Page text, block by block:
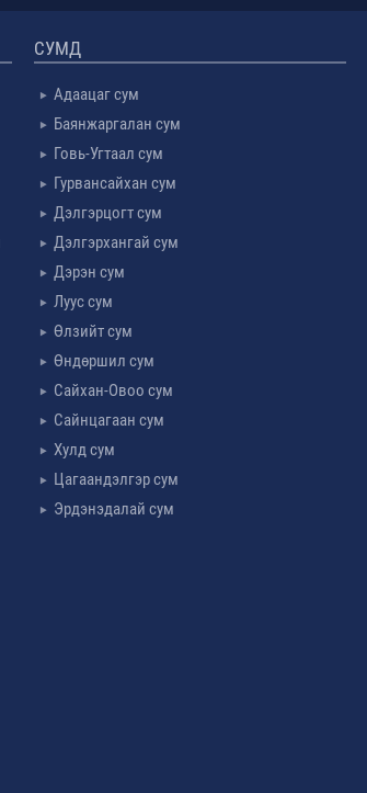
СУМД
Адаацаг сум
Баянжаргалан сум
Говь-Угтаал сум
Гурвансайхан сум
Дэлгэрцогт сум
Дэлгэрхангай сум
Дэрэн сум
Луус сум
Өлзийт сум
Өндөршил сум
Сайхан-Овоо сум
Сайнцагаан сум
Хулд сум
Цагаандэлгэр сум
Эрдэнэдалай сум